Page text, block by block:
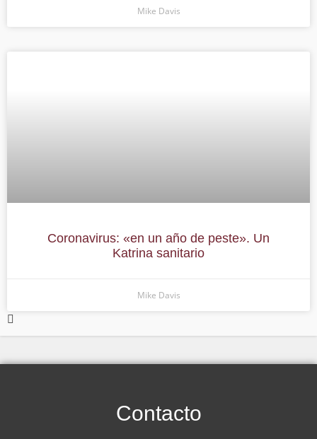
Mike Davis
Coronavirus: «en un año de peste». Un
Katrina sanitario
Mike Davis
Contacto